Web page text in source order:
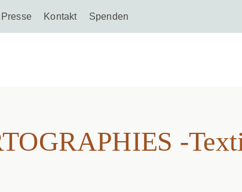
Presse Kontakt Spenden
-